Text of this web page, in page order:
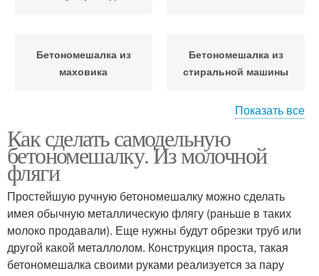
Бетономешалка из
маховика
Бетономешалка из
стиральной машины
Ручная бетономешалка
Показать все
Как сделать самодельную
бетономешалку. Из молочной
фляги
Простейшую ручную бетономешалку можно сделать
имея обычную металлическую флягу (раньше в таких
молоко продавали). Еще нужны будут обрезки труб или
другой какой металлолом. Конструкция проста, такая
бетономешалка своими руками реализуется за пару